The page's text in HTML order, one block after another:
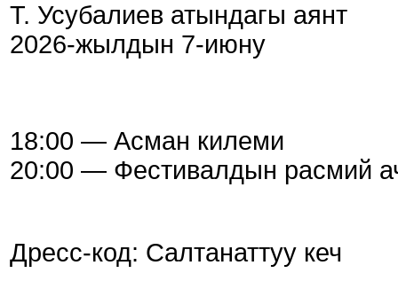
Т. Усубалиев атындагы аянт
2026-жылдын 7-июну
18:00 — Асман килеми
20:00 — Фестивалдын расмий
Дресс-код: Салтанаттуу кеч